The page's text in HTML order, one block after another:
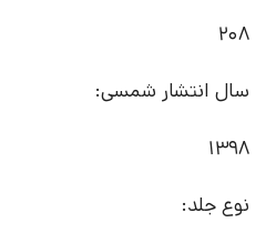
208
سال انتشار شمسی:
1398
نوع جلد: